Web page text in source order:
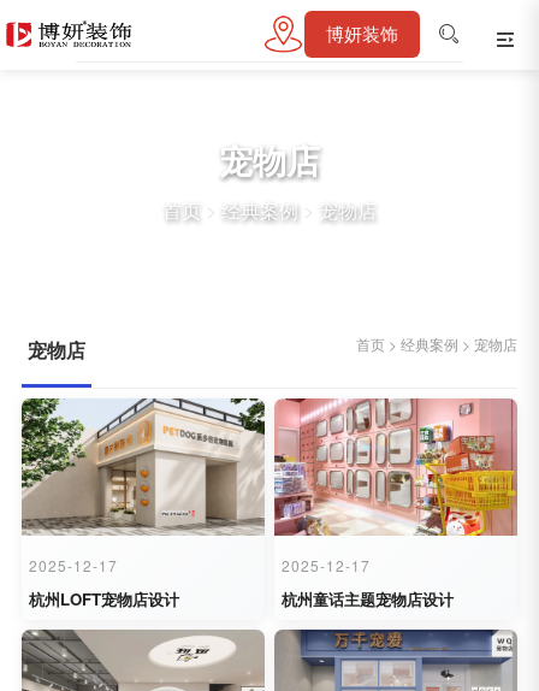
博妍装饰
宠物店
首页 > 经典案例> 宠物店
宠物店 首页 >经典案例 >宠物店
2025-12-17
杭州LOFT宠物店设计
2025-12-17
杭州童话主题宠物店设计